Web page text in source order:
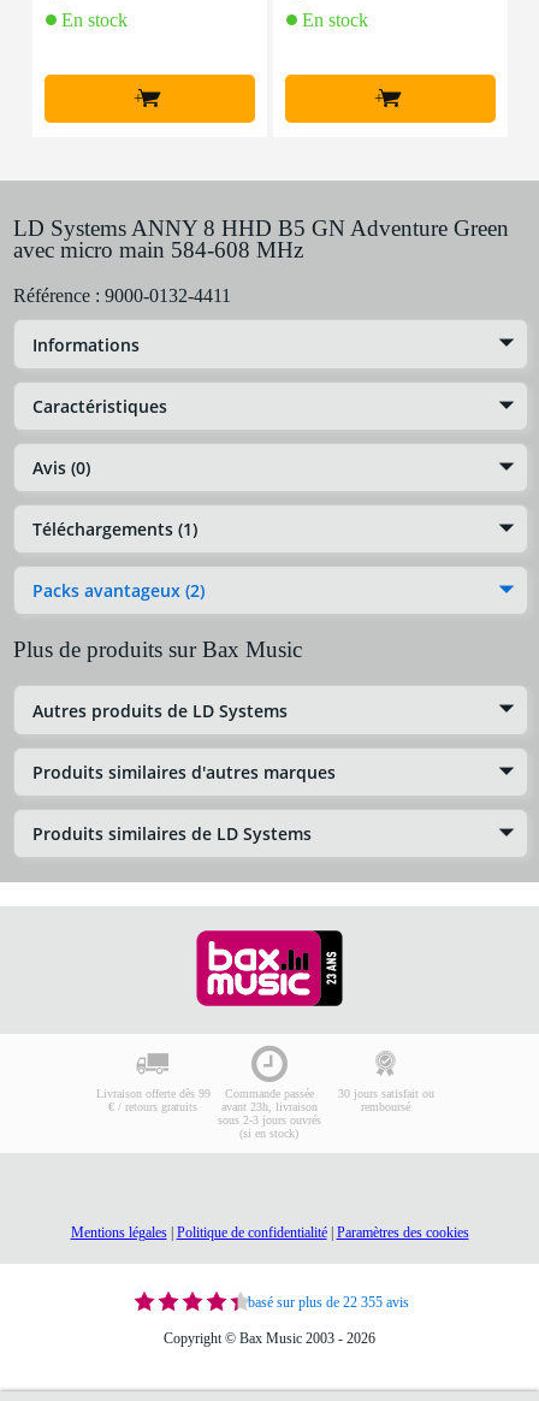
En stock
+
En stock
+
LD Systems ANNY 8 HHD B5 GN Adventure Green
avec micro main 584-608 MHz
Référence : 9000-0132-4411
Informations
Caractéristiques
Avis (0)
Téléchargements (1)
Packs avantageux (2)
Plus de produits sur Bax Music
Autres produits de LD Systems
Produits similaires d'autres marques
Produits similaires de LD Systems
Livraison offerte dès 99
€ / retours gratuits
Commande passée
avant 23h, livraison
sous 2-3 jours ouvrés
(si en stock)
30 jours satisfait ou
remboursé
Mentions légales| Politique de confidentialité| Paramètres des cookies
basé sur plus de 22 355 avis
Copyright © Bax Music 2003 - 2026